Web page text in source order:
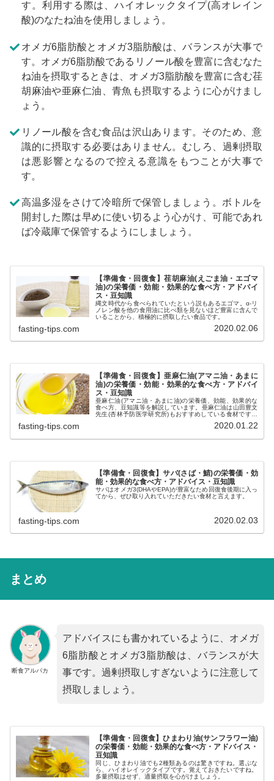
す。利用する際は、ハイオレックタイプ(高オレイン
酸)のなたね油を使用しましょう。
オメガ6脂肪酸とオメガ3脂肪酸は、バランスが大事で
す。オメガ6脂肪酸であるリノール酸を豊富に含むなた
ね油を摂取するときは、オメガ3脂肪酸を豊富に含む荏
胡麻油や亜麻仁油、青魚も摂取するように心がけまし
ょう。
リノール酸を含む食品は沢山あります。そのため、意
識的に摂取する必要はありません。むしろ、過剰摂取
は悪影響となるので控える意識をもつことが大事で
す。
高温多湿をさけて冷暗所で保管しましょう。ボトルを
開封した際は早めに使い切るよう心がけ、可能であれ
ば冷蔵庫で保管するようにしましょう。
【準備食・回復食】荏胡麻油(えごま油・エゴマ
油)の栄養価・効能・効果的な食べ方・アドバイ
ス・豆知識
縄文時代から食べられていたという説もあるエゴマ。α-リ
ノレン酸を他の食用油に比べ類を見ないほど豊富に含んで
いることから、積極的に摂取したい食品です。
fasting-tips.com 2020.02.06
【準備食・回復食】亜麻仁油(アマニ油・あまに
油)の栄養価・効能・効果的な食べ方・アドバイ
ス・豆知識
亜麻仁油(アマニ油・あまに油)の栄養価、効能、効果的な
食べ方、豆知識等を解説しています。亜麻仁油は山田豊文
先生(杏林予防医学研究所)もおすすめしている食材です。
fasting-tips.com 2020.01.22
【準備食・回復食】サバ(さば・鯖)の栄養価・効
能・効果的な食べ方・アドバイス・豆知識
サバはオメガ3(DHAやEPA)が豊富なため回復食後期に入っ
てから、ぜひ取り入れていただきたい食材と言えます。
fasting-tips.com 2020.02.03
まとめ
断食アルパカ
アドバイスにも書かれているように、オメガ
6脂肪酸とオメガ3脂肪酸は、バランスが大
事です。過剰摂取しすぎないように注意して
摂取しましょう。
【準備食・回復食】ひまわり油(サンフラワー油)
の栄養価・効能・効果的な食べ方・アドバイス・
豆知識
同じ、ひまわり油でも2種類あるのは驚きですね。選ぶな
ら、ハイオレイックタイプです。覚えておきたいですね。
多量摂取はせず、適量摂取を心がけましょう。